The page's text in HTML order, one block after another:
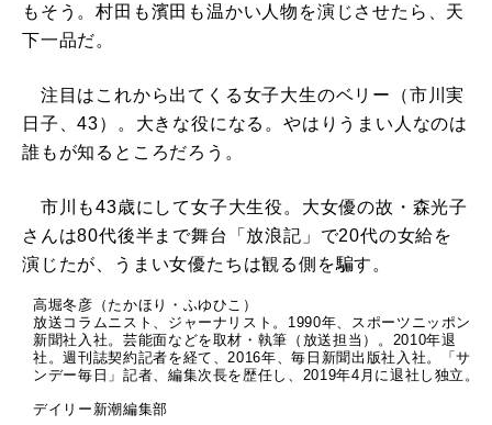
もそう。村田も濱田も温かい人物を演じさせたら、天
下一品だ。
注目はこれから出てくる女子大生のベリー（市川実
日子、43）。大きな役になる。やはりうまい人なのは
誰もが知るところだろう。
市川も43歳にして女子大生役。大女優の故・森光子
さんは80代後半まで舞台「放浪記」で20代の女給を
演じたが、うまい女優たちは観る側を騙す。
高堀冬彦（たかほり・ふゆひこ）
放送コラムニスト、ジャーナリスト。1990年、スポーツニッポン
新聞社入社。芸能面などを取材・執筆（放送担当）。2010年退
社。週刊誌契約記者を経て、2016年、毎日新聞出版社入社。「サ
ンデー毎日」記者、編集次長を歴任し、2019年4月に退社し独立。
デイリー新潮編集部